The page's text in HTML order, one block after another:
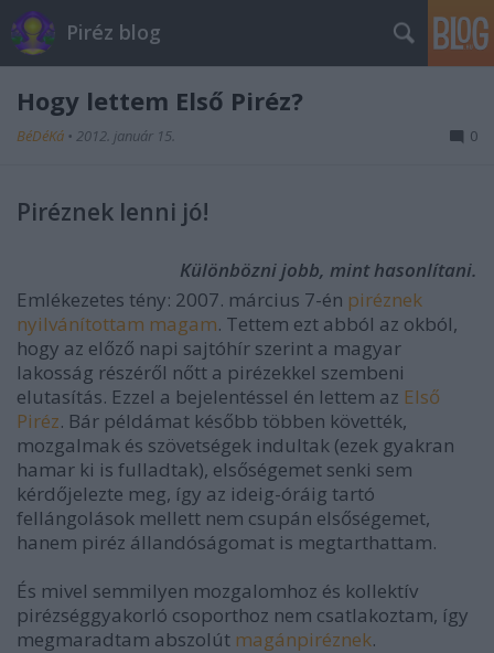
Piréz blog
Hogy lettem Első Piréz?
BéDéKá • 2012. január 15. 0
Piréznek lenni jó!
Különbözni jobb, mint hasonlítani.
Emlékezetes tény: 2007. március 7-én piréznek
nyilvánítottam magam. Tettem ezt abból az okból,
hogy az előző napi sajtóhír szerint a magyar
lakosság részéről nőtt a pirézekkel szembeni
elutasítás. Ezzel a bejelentéssel én lettem az Első
Piréz. Bár példámat később többen követték,
mozgalmak és szövetségek indultak (ezek gyakran
hamar ki is fulladtak), elsőségemet senki sem
kérdőjelezte meg, így az ideig-óráig tartó
fellángolások mellett nem csupán elsőségemet,
hanem piréz állandóságomat is megtarthattam.
És mivel semmilyen mozgalomhoz és kollektív
pirézséggyakorló csoporthoz nem csatlakoztam, így
megmaradtam abszolút magánpiréznek.